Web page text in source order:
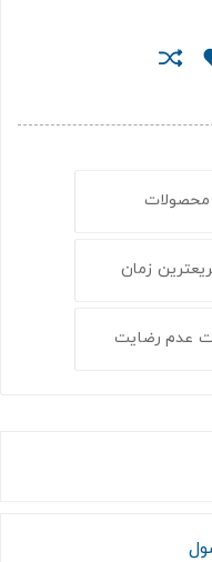
محصولات
زمان
عدم رضایت